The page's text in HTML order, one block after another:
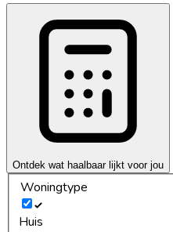
Ontdek wat haalbaar lijkt voor jou
Woningtype
Huis